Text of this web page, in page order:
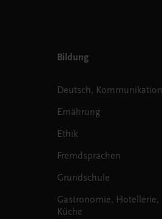
Bildung
Deutsch, Kommunikation
Ernährung
Ethik
Fremdsprachen
Grundschule
Gastronomie, Hotellerie,
Küche